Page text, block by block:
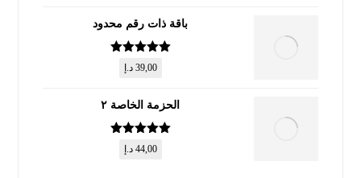
باقة ذات رقم محدود
تم التقييم
من 5
39,00 د.إ
الحزمة الخاصة ٢
تم التقييم
من 5
44,00 د.إ